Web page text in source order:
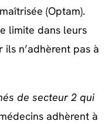
(Optam).
limite dans leurs
ils n’adhèrent pas à
de secteur 2 qui
adhèrent à